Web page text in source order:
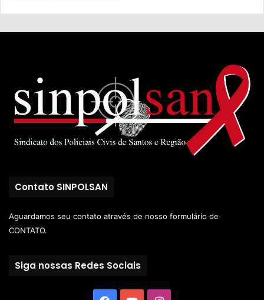
Contato SINPOLSAN
Aguardamos seu contato através de nosso formulário de
CONTATO.
Siga nossas Redes Sociais